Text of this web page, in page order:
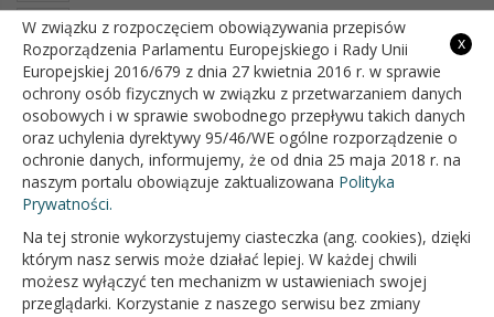
Wt 7:30 - 15:30
Śr 7:30 - 15:30
Czw 7:30 - 15:30
Pt 7:30 - 15:30
OFICJALNY SERWIS INTERNETOWY GMINY BIAŁOPOLE
x
W związku z rozpoczęciem obowiązywania przepisów
Rozporządzenia Parlamentu Europejskiego i Rady Unii
Europejskiej 2016/679 z dnia 27 kwietnia 2016 r. w sprawie
ochrony osób fizycznych w związku z przetwarzaniem danych
osobowych i w sprawie swobodnego przepływu takich danych
oraz uchylenia dyrektywy 95/46/WE ogólne rozporządzenie o
ochronie danych, informujemy, że od dnia 25 maja 2018 r. na
naszym portalu obowiązuje zaktualizowana Polityka
Prywatności.
Na tej stronie wykorzystujemy ciasteczka (ang. cookies), dzięki
którym nasz serwis może działać lepiej. W każdej chwili
możesz wyłączyć ten mechanizm w ustawieniach swojej
przeglądarki. Korzystanie z naszego serwisu bez zmiany